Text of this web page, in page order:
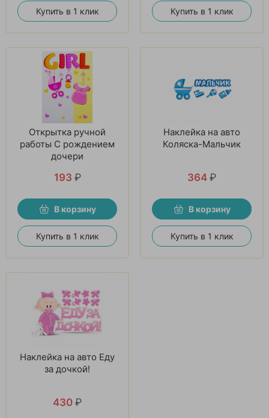
Купить в 1 клик Купить в 1 клик
Открытка ручной
работы С рождением
дочери
193 ₽
В корзину
Купить в 1 клик
Наклейка на авто
Коляска-Мальчик
364 ₽
В корзину
Купить в 1 клик
Наклейка на авто Еду
за дочкой!
430 ₽